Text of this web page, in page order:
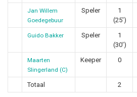
Jan Willem
Goedegebuur
Speler
1
(25')
Guido Bakker Speler
1
(30')
Maarten
Slingerland (C)
Keeper 0
Totaal 2